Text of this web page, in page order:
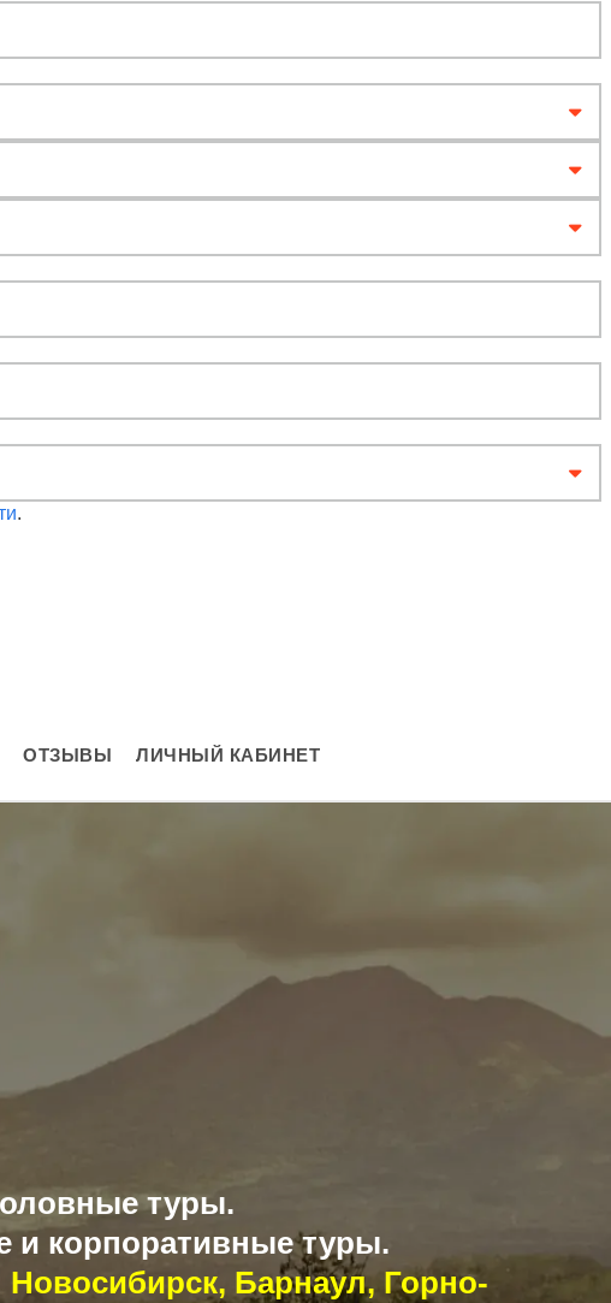
.
ОТЗЫВЫ ЛИЧНЫЙ КАБИНЕТ
туры.
и корпоративные туры.
Новосибирск, Барнаул, Горно-